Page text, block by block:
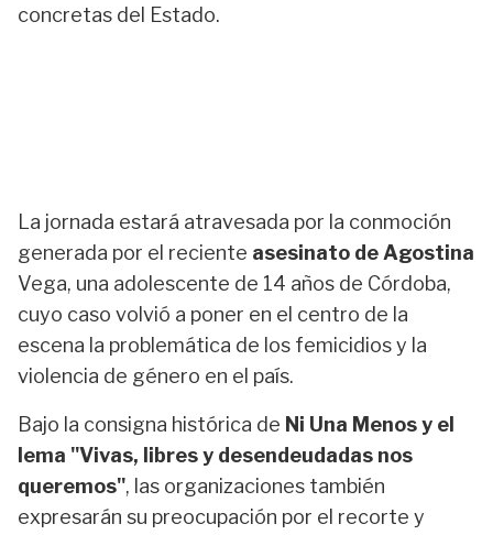
concretas del Estado.
La jornada estará atravesada por la conmoción
generada por el reciente asesinato de Agostina
Vega, una adolescente de 14 años de Córdoba,
cuyo caso volvió a poner en el centro de la
escena la problemática de los femicidios y la
violencia de género en el país.
Bajo la consigna histórica de Ni Una Menos y el
lema "Vivas, libres y desendeudadas nos
queremos", las organizaciones también
expresarán su preocupación por el recorte y